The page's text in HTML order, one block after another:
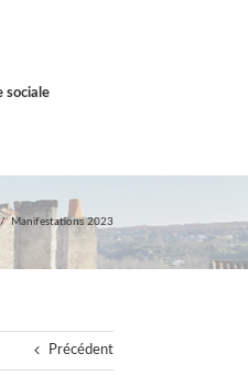
sociale
Manifestations 2023
Précédent